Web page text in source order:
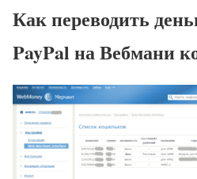
Как переводить
PayPal на Вебмани